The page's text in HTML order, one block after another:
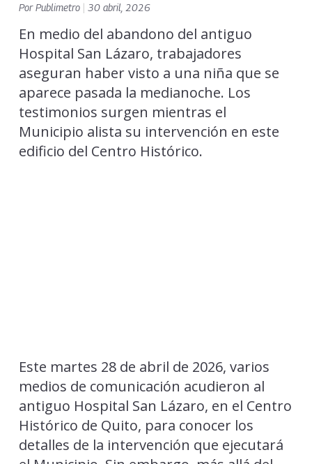
PorPublimetro 30 abril, 2026
En medio del abandono del antiguo
Hospital San Lázaro, trabajadores
aseguran haber visto a una niña que se
aparece pasada la medianoche. Los
testimonios surgen mientras el
Municipio alista su intervención en este
edificio del Centro Histórico.
Este martes 28 de abril de 2026, varios
medios de comunicación acudieron al
antiguo Hospital San Lázaro, en el Centro
Histórico de Quito, para conocer los
detalles de la intervención que ejecutará